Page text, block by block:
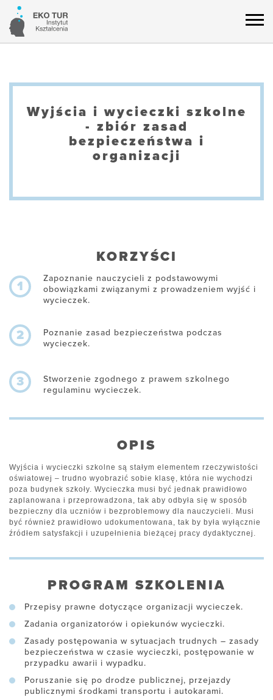
Wyjścia i wycieczki szkolne
- zbiór zasad
bezpieczeństwa i
organizacji
KORZYŚCI
1
Zapoznanie nauczycieli z podstawowymi
obowiązkami związanymi z prowadzeniem wyjść i
wycieczek.
2
Poznanie zasad bezpieczeństwa podczas
wycieczek.
3
Stworzenie zgodnego z prawem szkolnego
regulaminu wycieczek.
OPIS
Wyjścia i wycieczki szkolne są stałym elementem rzeczywistości
oświatowej – trudno wyobrazić sobie klasę, która nie wychodzi
poza budynek szkoły. Wycieczka musi być jednak prawidłowo
zaplanowana i przeprowadzona, tak aby odbyła się w sposób
bezpieczny dla uczniów i bezproblemowy dla nauczycieli. Musi
być również prawidłowo udokumentowana, tak by była wyłącznie
źródłem satysfakcji i uzupełnienia bieżącej pracy dydaktycznej.
PROGRAM SZKOLENIA
Przepisy prawne dotyczące organizacji wycieczek.
Zadania organizatorów i opiekunów wycieczki.
Zasady postępowania w sytuacjach trudnych – zasady
bezpieczeństwa w czasie wycieczki, postępowanie w
przypadku awarii i wypadku.
Poruszanie się po drodze publicznej, przejazdy
publicznymi środkami transportu i autokarami.